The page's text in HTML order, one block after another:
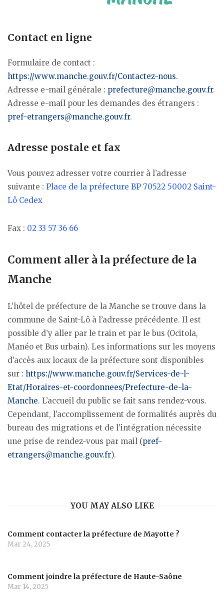
Contact en ligne
Formulaire de contact :
https://www.manche.gouv.fr/Contactez-nous.
Adresse e-mail générale : prefecture@manche.gouv.fr.
Adresse e-mail pour les demandes des étrangers :
pref-etrangers@manche.gouv.fr.
Adresse postale et fax
Vous pouvez adresser votre courrier à l’adresse
suivante : Place de la préfecture BP 70522 50002 Saint-
Lô Cedex
Fax : 02 33 57 36 66
Comment aller à la préfecture de la
Manche
L’hôtel de préfecture de la Manche se trouve dans la
commune de Saint-Lô à l’adresse précédente. Il est
possible d’y aller par le train et par le bus (Ocitola,
Manéo et Bus urbain). Les informations sur les moyens
d’accès aux locaux de la préfecture sont disponibles
sur : https://www.manche.gouv.fr/Services-de-l-
Etat/Horaires-et-coordonnees/Prefecture-de-la-
Manche. L’accueil du public se fait sans rendez-vous.
Cependant, l’accomplissement de formalités auprès du
bureau des migrations et de l’intégration nécessite
une prise de rendez-vous par mail (pref-
etrangers@manche.gouv.fr).
YOU MAY ALSO LIKE
Comment contacter la préfecture de Mayotte ?
Mar 24, 2025
Comment joindre la préfecture de Haute-Saône
Mar 14, 2025